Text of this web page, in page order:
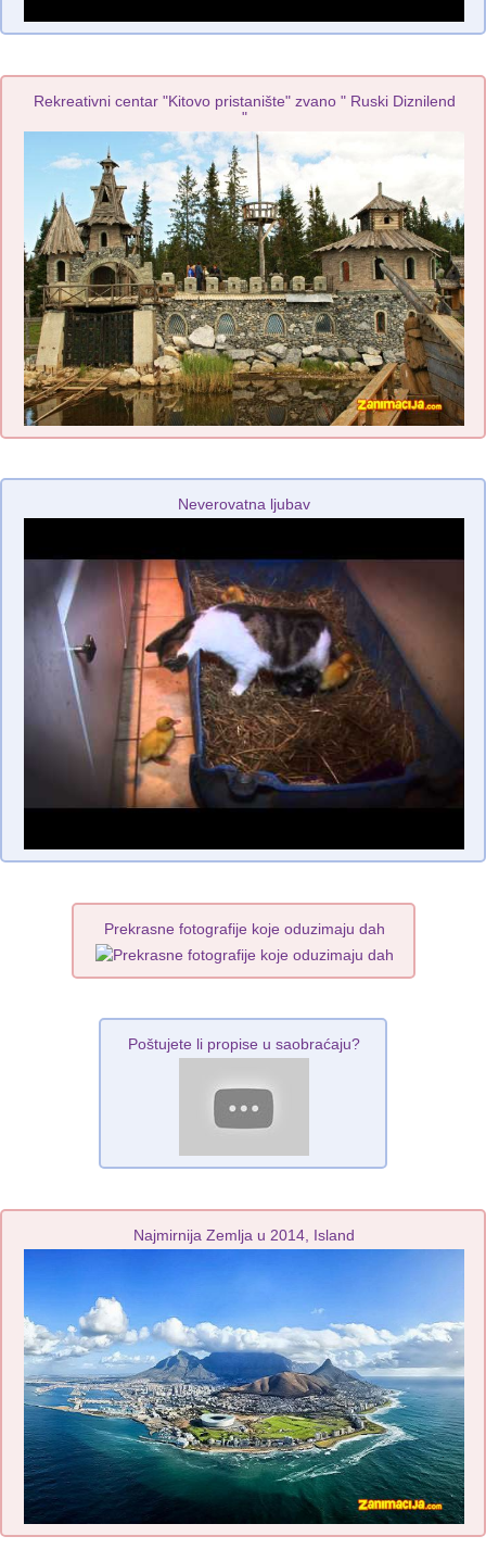
Rekreativni centar "Kitovo pristanište" zvano " Ruski Diznilend
"
Neverovatna ljubav
Prekrasne fotografije koje oduzimaju dah
Poštujete li propise u saobraćaju?
Najmirnija Zemlja u 2014, Island